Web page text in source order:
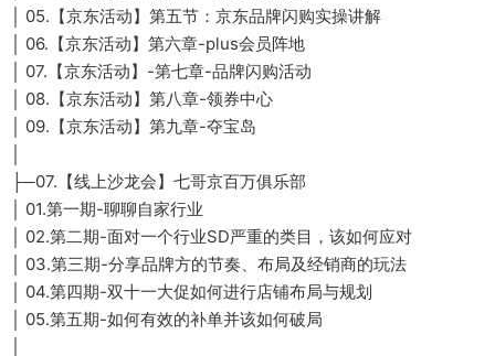
│ 05.【京东活动】第五节：京东品牌闪购实操讲解
│ 06.【京东活动】第六章-plus会员阵地
│ 07.【京东活动】-第七章-品牌闪购活动
│ 08.【京东活动】第八章-领券中心
│ 09.【京东活动】第九章-夺宝岛
├─07.【线上沙龙会】七哥京百万俱乐部
│ 01.第一期-聊聊自家行业
│ 02.第二期-面对一个行业SD严重的类目，该如何应对
│ 03.第三期-分享品牌方的节奏、布局及经销商的玩法
│ 04.第四期-双十一大促如何进行店铺布局与规划
│ 05.第五期-如何有效的补单并该如何破局